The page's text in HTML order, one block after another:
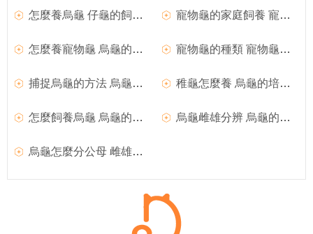
怎麼養烏龜 仔龜的飼養與管理注意事項 寵物龜的家庭飼養 寵物龜的誘餌料與營養
怎麼養寵物龜 烏龜的器材選購注意事項 寵物龜的種類 寵物龜的選購注意事項
捕捉烏龜的方法 烏龜誘捕法的主要方法 稚龜怎麼養 烏龜的培育需要注意的主要事項
怎麼飼養烏龜 烏龜的日常管理注意事項 烏龜雌雄分辨 烏龜的雌雄配比與放養密度
烏龜怎麼分公母 雌雄龜的主要區別有哪些